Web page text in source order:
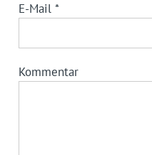
E-Mail *
Kommentar